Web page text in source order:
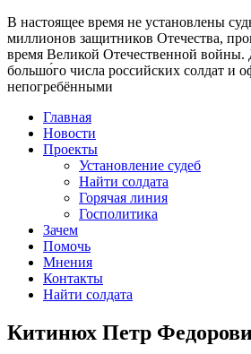
В настоящее время не установлены
миллионов защитников Отечества,
время Великой Отечественной войны.
большо́го числа российских солдат и
непогребёнными
Главная
Новости
Проекты
Установление судеб
Найти солдата
Горячая линия
Госполитика
Зачем
Помочь
Мнения
Контакты
Найти солдата
Китинюх Петр